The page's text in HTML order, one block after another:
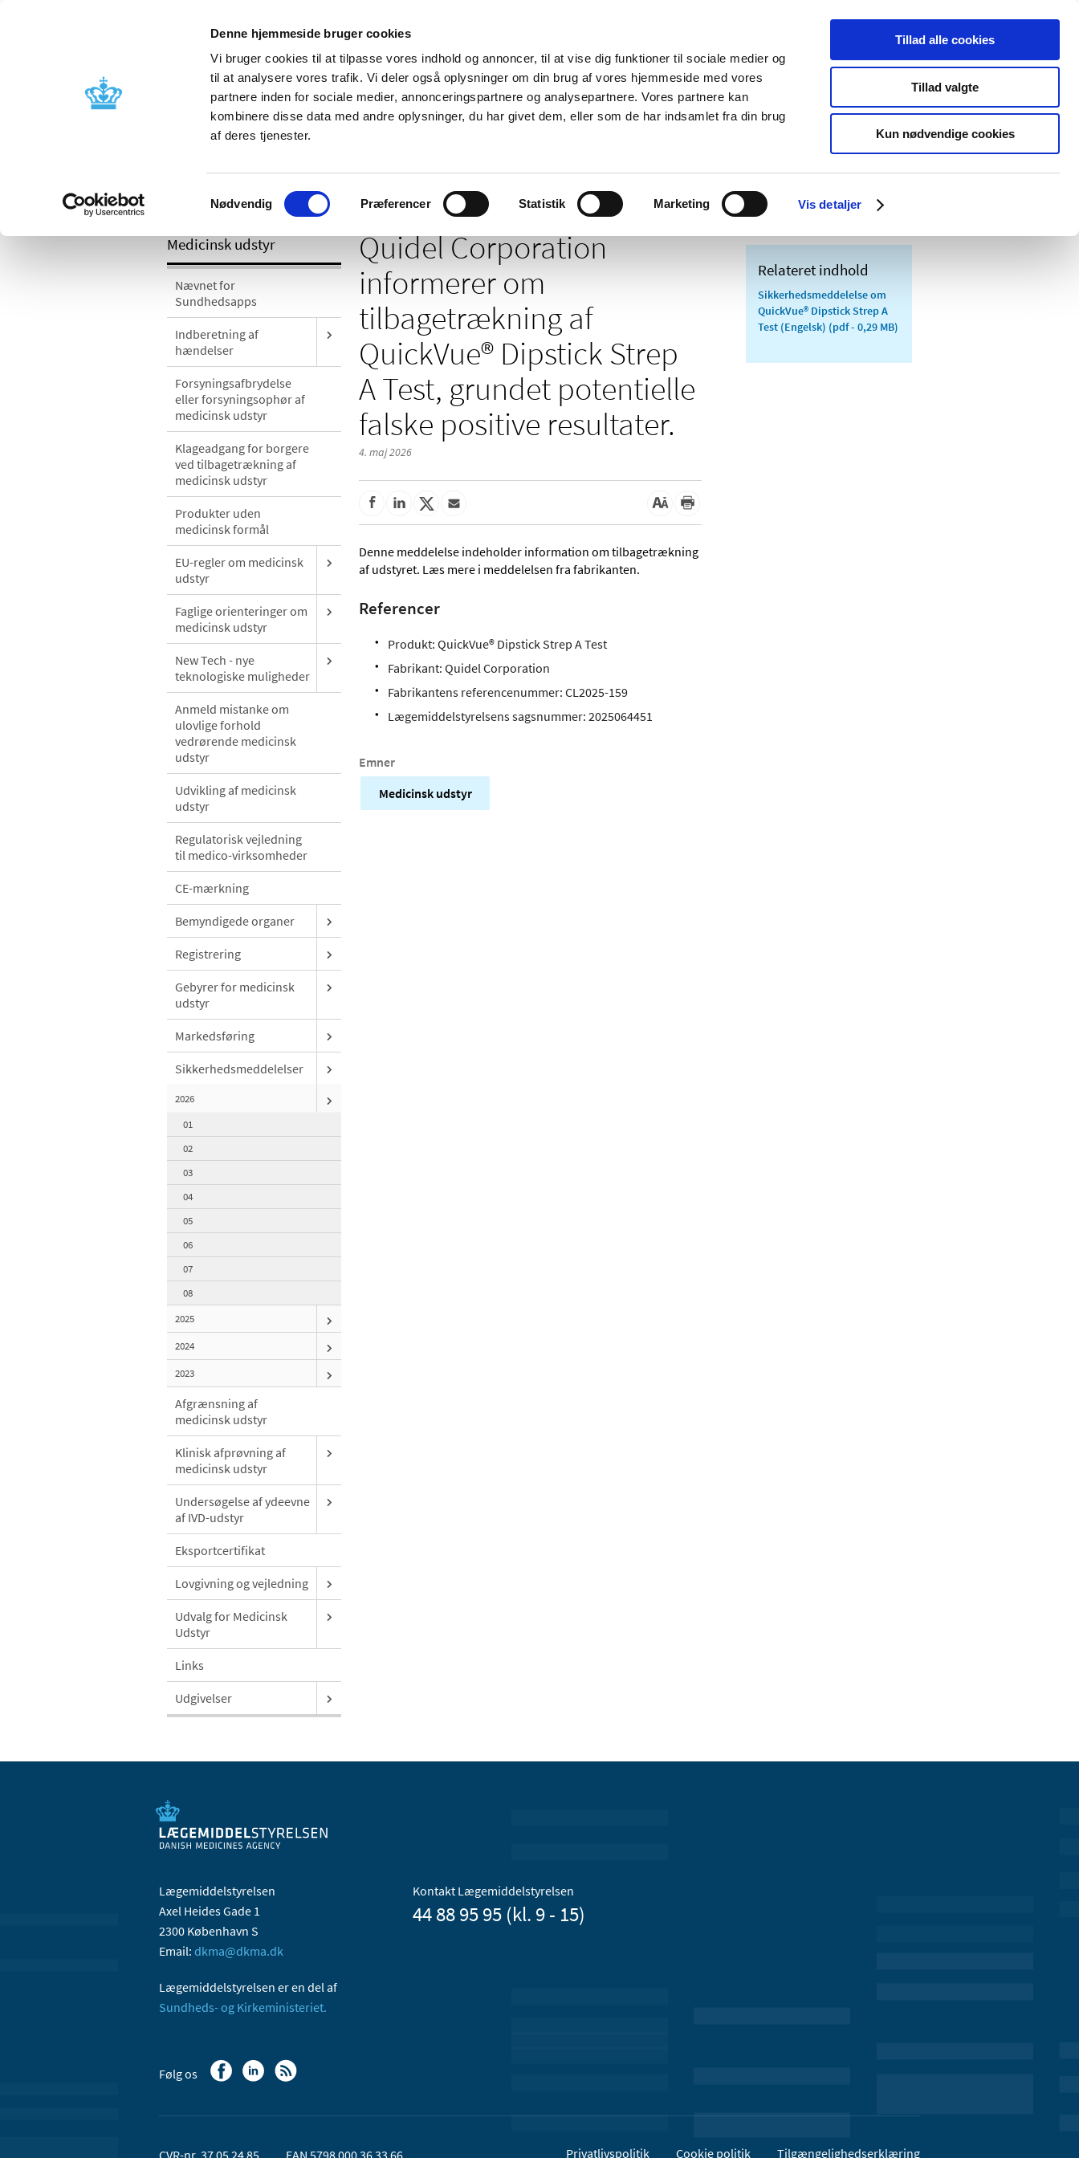
Denne hjemmeside bruger cookies
Vi bruger cookies til at tilpasse vores indhold og annoncer, til at vise dig funktioner til sociale medier og
til at analysere vores trafik. Vi deler også oplysninger om din brug af vores hjemmeside med vores
partnere inden for sociale medier, annonceringspartnere og analysepartnere. Vores partnere kan
kombinere disse data med andre oplysninger, du har givet dem, eller som de har indsamlet fra din brug
af deres tjenester.
Samtykkevalg
Nødvendig Præferencer Statistik Marketing Vis detaljer
Tillad alle cookies
Tillad valgte
Kun nødvendige cookies
Nyheder Om os Kontakt Udgivelser
Godkendelse og
Bivirkninger og
produktinformation
Tilskud og
Apoteker og salg af
Medicinsk
Særlige
produktområder
grundet potentielle falske positive resultater.
Medicinsk udstyr
Nævnet for
Sundhedsapps
Indberetning af
hændelser
Forsyningsafbrydelse
eller forsyningsophør af
medicinsk udstyr
Klageadgang for borgere
ved tilbagetrækning af
medicinsk udstyr
Produkter uden
medicinsk formål
EU-regler om medicinsk
udstyr
Faglige orienteringer om
medicinsk udstyr
New Tech - nye
teknologiske muligheder
Anmeld mistanke om
ulovlige forhold
vedrørende medicinsk
udstyr
Udvikling af medicinsk
udstyr
Regulatorisk vejledning
til medico-virksomheder
CE-mærkning
Bemyndigede organer
Registrering
Gebyrer for medicinsk
udstyr
Markedsføring
Sikkerhedsmeddelelser
2026
01
02
03
04
05
06
07
08
2025
2024
2023
Afgrænsning af
medicinsk udstyr
Klinisk afprøvning af
medicinsk udstyr
Undersøgelse af ydeevne
af IVD-udstyr
Eksportcertifikat
Lovgivning og vejledning
Udvalg for Medicinsk
Udstyr
Links
Udgivelser
Quidel Corporation
informerer om
tilbagetrækning af
QuickVue® Dipstick Strep
A Test, grundet potentielle
falske positive resultater.
4. maj 2026
Denne meddelelse indeholder information om tilbagetrækning
af udstyret. Læs mere i meddelelsen fra fabrikanten.
Referencer
Produkt: QuickVue® Dipstick Strep A Test
Fabrikant: Quidel Corporation
Fabrikantens referencenummer: CL2025-159
Lægemiddelstyrelsens sagsnummer:2025064451
Emner
Medicinsk udstyr
Relateret indhold
Sikkerhedsmeddelelse om
QuickVue® Dipstick Strep A
Test (Engelsk) (pdf - 0,29 MB)
Lægemiddelstyrelsen
Axel Heides Gade 1
2300 København S
Email: dkma@dkma.dk
Lægemiddelstyrelsen er en del af
Sundheds- og Kirkeministeriet.
Kontakt Lægemiddelstyrelsen
44 88 95 95 (kl. 9 - 15)
Følg os
Privatlivspolitik Cookie politik Tilgængelighedserklæring